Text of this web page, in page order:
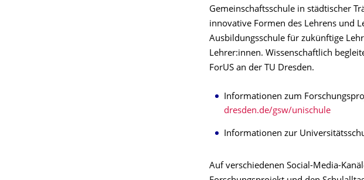
Gemeinschaftsschule in städtischer
innovative Formen des Lehrens und
Ausbildungsschule für zukünftige
Lehrer:innen. Wissenschaftlich
ForUS an der TU Dresden.
Informationen zum
dresden.de/gsw/unischule
Informationen zur
Auf verschiedenen Social-Media-